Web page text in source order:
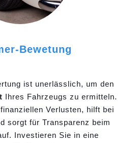
Bewetung
ist unerlässlich, um den
Ihres Fahrzeugs zu ermitteln.
Verlusten, hilft bei
sorgt für Transparenz beim
Investieren Sie in eine